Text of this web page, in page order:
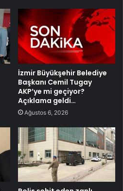
İzmir Büyükşehir Belediye
Başkanı Cemil Tugay
AKP’ye mi geçiyor?
Açıklama geldi…
Ağustos 6, 2026